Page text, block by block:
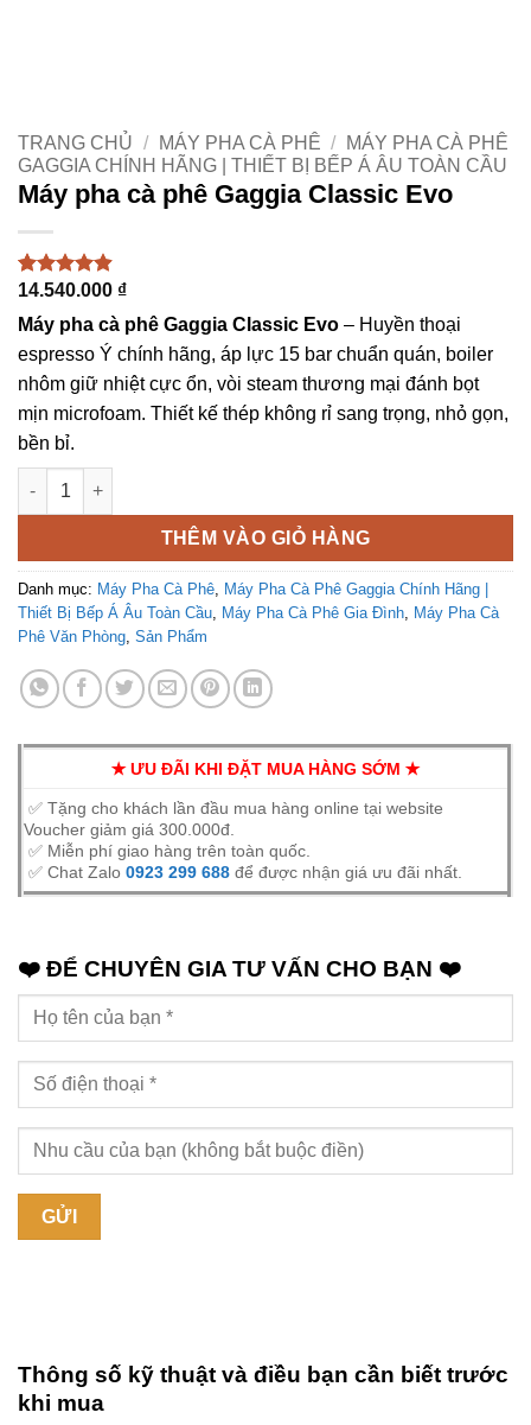
TRANG CHỦ / MÁY PHA CÀ PHÊ /
MÁY PHA CÀ PHÊ
GAGGIA CHÍNH HÃNG | THIẾT BỊ BẾP Á ÂU TOÀN CẦU
Máy pha cà phê Gaggia Classic Evo
4.89trên 5
35
đánh giá
14.540.000 ₫
Máy pha cà phê Gaggia Classic Evo – Huyền thoại
espresso Ý chính hãng, áp lực 15 bar chuẩn quán, boiler
nhôm giữ nhiệt cực ổn, vòi steam thương mại đánh bọt
mịn microfoam. Thiết kế thép không rỉ sang trọng, nhỏ gọn,
bền bỉ.
Máy pha cà phê Gaggia Classic Evo số lượng
THÊM VÀO GIỎ HÀNG
Danh mục: Máy Pha Cà Phê Máy Pha Cà Phê Gaggia Chính Hãng |
Thiết Bị Bếp Á Âu Toàn Cầu Máy Pha Cà Phê Gia Đình Máy Pha Cà
Phê Văn Phòng Sản Phẩm
✭ ƯU ĐÃI KHI ĐẶT MUA HÀNG SỚM ✭
✅ Tặng cho khách lần đầu mua hàng online tại website
Voucher giảm giá 300.000đ.
✅ Miễn phí giao hàng trên toàn quốc.
✅ Chat Zalo 0923 299 688 để được nhận giá ưu đãi nhất.
❤️ ĐỂ CHUYÊN GIA TƯ VẤN CHO BẠN ❤️
Thông số kỹ thuật và điều bạn cần biết trước
khi mua